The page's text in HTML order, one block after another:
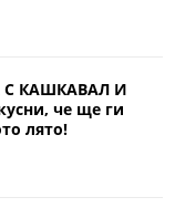
КАШКАВАЛ И
че ще ги
лято!